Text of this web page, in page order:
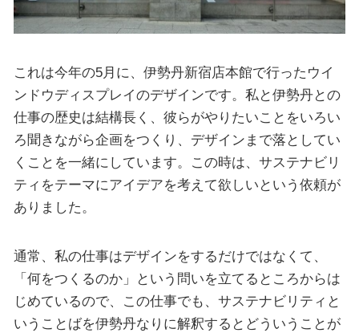
これは今年の5月に、伊勢丹新宿店本館で行ったウイ
ンドウディスプレイのデザインです。私と伊勢丹との
仕事の歴史は結構長く、彼らがやりたいことをいろい
ろ聞きながら企画をつくり、デザインまで落としてい
くことを一緒にしています。この時は、サステナビリ
ティをテーマにアイデアを考えて欲しいという依頼が
ありました。
通常、私の仕事はデザインをするだけではなくて、
「何をつくるのか」という問いを立てるところからは
じめているので、この仕事でも、サステナビリティと
いうことばを伊勢丹なりに解釈するとどういうことが